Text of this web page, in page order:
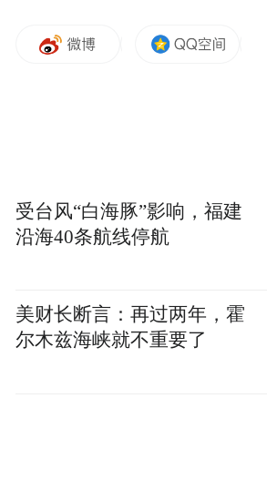
受台风“白海豚”影响，福建
沿海40条航线停航
美财长断言：再过两年，霍
尔木兹海峡就不重要了